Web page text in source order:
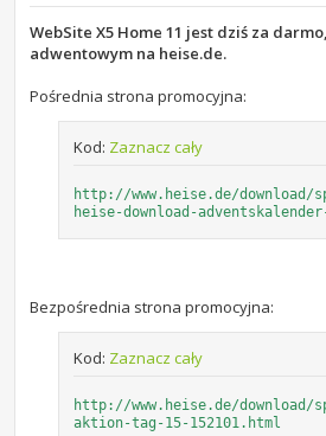
o
s
t
WebSite X5 Home 11 jest dziś za
adwentowym na heise.de.
Pośrednia strona promocyjna:
Kod: Zaznacz cały
http://www.heise.de/download/
heise-download-
Bezpośrednia strona promocyjna:
Kod: Zaznacz cały
http://www.heise.de/
aktion-tag-15-152101.html